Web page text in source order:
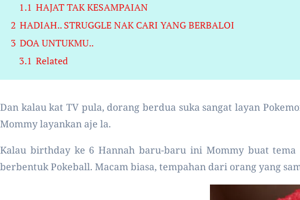
1.1 HAJAT TAK KESAMPAIAN
2 HADIAH.. STRUGGLE NAK CARI YANG BERBALOI
3 DOA UNTUKMU..
3.1 Related
Dan kalau kat TV pula, dorang berdua suka sangat layan
Mommy layankan aje la.
Kalau birthday ke 6 Hannah baru-baru ini Mommy buat
berbentuk Pokeball. Macam biasa, tempahan dari orang yang